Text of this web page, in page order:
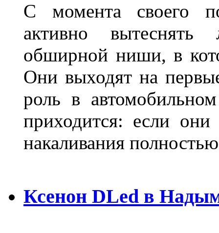
С момента своего
активно
обширной ниши, в
Они выходят на
роль в
приходится: если
накаливания
Ксенон DLed в